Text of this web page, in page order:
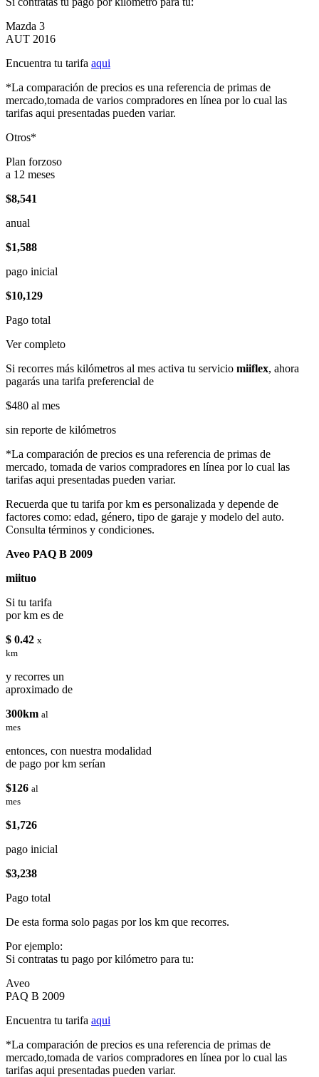
Mazda 3
AUT 2016
Encuentra tu tarifa aqui
*La comparación de precios es una referencia de primas de
mercado,tomada de varios compradores en línea por lo cual las
tarifas aqui presentadas pueden variar.
Otros*
Plan forzoso
a 12 meses
$8,541
anual
$1,588
pago inicial
$10,129
Pago total
Ver completo
Si recorres más kilómetros al mes activa tu servicio miiflex, ahora
pagarás una tarifa preferencial de
$480 al mes
sin reporte de kilómetros
*La comparación de precios es una referencia de primas de
mercado, tomada de varios compradores en línea por lo cual las
tarifas aqui presentadas pueden variar.
Recuerda que tu tarifa por km es personalizada y depende de
factores como: edad, género, tipo de garaje y modelo del auto.
Consulta términos y condiciones.
Aveo PAQ B 2009
miituo
Si tu tarifa
por km es de
$ 0.42 x
km
y recorres un
aproximado de
300km al
mes
entonces, con nuestra modalidad
de pago por km serían
$126 al
mes
$1,726
pago inicial
$3,238
Pago total
De esta forma solo pagas por los km que recorres.
Por ejemplo:
Si contratas tu pago por kilómetro para tu:
Aveo
PAQ B 2009
Encuentra tu tarifa aqui
*La comparación de precios es una referencia de primas de
mercado,tomada de varios compradores en línea por lo cual las
tarifas aqui presentadas pueden variar.